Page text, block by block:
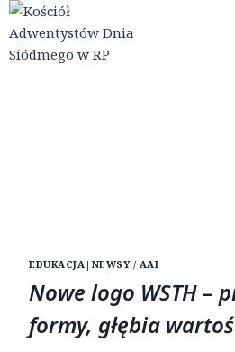
Przejdź
do
treści
EDUKACJA | NEWSY / AAI
Nowe logo WSTH –
formy, głębia